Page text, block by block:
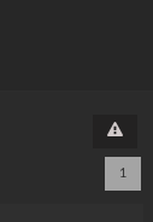
1